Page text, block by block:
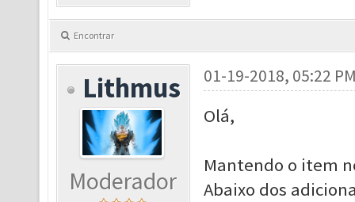
Encontrar
Lithmus
Moderador
01-19-2018, 05:22
Olá,
Mantendo o item
Abaixo dos